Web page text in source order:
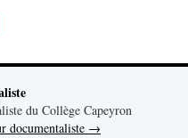
du Collège Capeyron
documentaliste →